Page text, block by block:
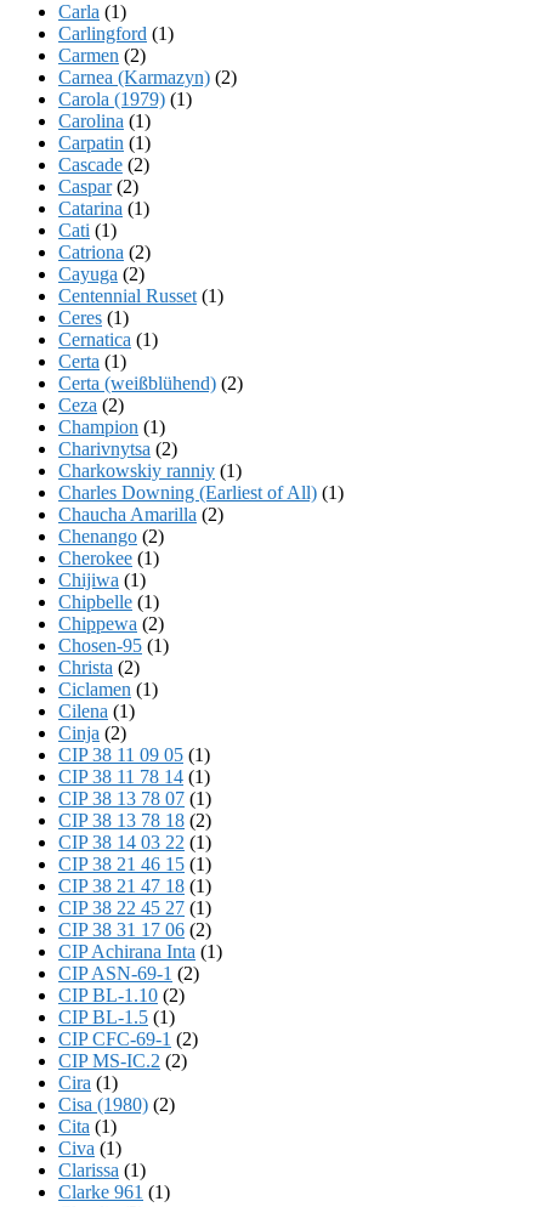
Carla (1)
Carlingford (1)
Carmen (2)
Carnea (Karmazyn) (2)
Carola (1979) (1)
Carolina (1)
Carpatin (1)
Cascade (2)
Caspar(2)
Catarina (1)
Cati (1)
Catriona (2)
Cayuga (2)
Centennial Russet (1)
Ceres (1)
Cernatica (1)
Certa (1)
Certa (weißblühend) (2)
Ceza (2)
Champion (1)
Charivnytsa (2)
Charkowskiy ranniy (1)
Charles Downing (Earliest of All) (1)
Chaucha Amarilla (2)
Chenango (2)
Cherokee (1)
Chijiwa (1)
Chipbelle (1)
Chippewa (2)
Chosen-95 (1)
Christa (2)
Ciclamen (1)
Cilena (1)
Cinja (2)
CIP 38 11 09 05 (1)
CIP 38 11 78 14 (1)
CIP 38 13 78 07 (1)
CIP 38 13 78 18 (2)
CIP 38 14 03 22 (1)
CIP 38 21 46 15 (1)
CIP 38 21 47 18 (1)
CIP 38 22 45 27 (1)
CIP 38 31 17 06 (2)
CIP Achirana Inta (1)
CIP ASN-69-1 (2)
CIP BL-1.10 (2)
CIP BL-1.5 (1)
CIP CFC-69-1 (2)
CIP MS-IC.2 (2)
Cira (1)
Cisa (1980) (2)
Cita (1)
Civa (1)
Clarissa (1)
Clarke 961 (1)